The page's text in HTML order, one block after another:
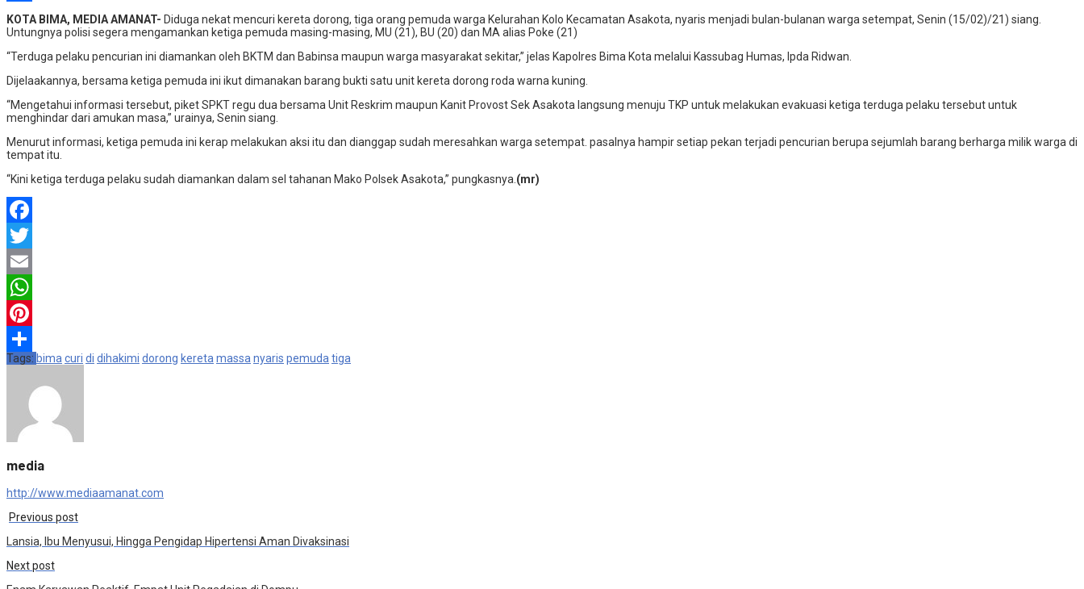
Share
KOTA BIMA, MEDIA AMANAT- Diduga nekat mencuri kereta dorong, tiga orang pemuda warga Kelurahan Kolo Kecamatan Asakota, nyaris menjadi bulan-bulanan warga setempat, Senin (15/02)/21) siang.
Untungnya polisi segera mengamankan ketiga pemuda masing-masing, MU (21), BU (20) dan MA alias Poke (21)
“Terduga pelaku pencurian ini diamankan oleh BKTM dan Babinsa maupun warga masyarakat sekitar,” jelas Kapolres Bima Kota melalui Kassubag Humas, Ipda Ridwan.
Dijelaakannya, bersama ketiga pemuda ini ikut dimanakan barang bukti satu unit kereta dorong roda warna kuning.
“Mengetahui informasi tersebut, piket SPKT regu dua bersama Unit Reskrim maupun Kanit Provost Sek Asakota langsung menuju TKP untuk melakukan evakuasi ketiga terduga pelaku tersebut untuk
menghindar dari amukan masa,” urainya, Senin siang.
Menurut informasi, ketiga pemuda ini kerap melakukan aksi itu dan dianggap sudah meresahkan warga setempat. pasalnya hampir setiap pekan terjadi pencurian berupa sejumlah barang berharga milik warga di
tempat itu.
“Kini ketiga terduga pelaku sudah diamankan dalam sel tahanan Mako Polsek Asakota,” pungkasnya. (mr)
Facebook
Twitter
Email
WhatsApp
Pinterest
Share
Tags: bima curi di dihakimi dorong kereta massa nyaris pemuda tiga
media
http://www.mediaamanat.com
Previous post
Lansia, Ibu Menyusui, Hingga Pengidap Hipertensi Aman Divaksinasi
Next post